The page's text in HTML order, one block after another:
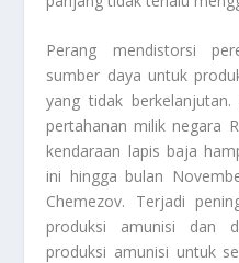
Perang mendistorsi
sumber daya untuk
yang tidak
pertahanan milik negara
kendaraan lapis baja
ini hingga bulan
Chemezov. Terjadi
produksi amunisi dan
produksi amunisi untuk